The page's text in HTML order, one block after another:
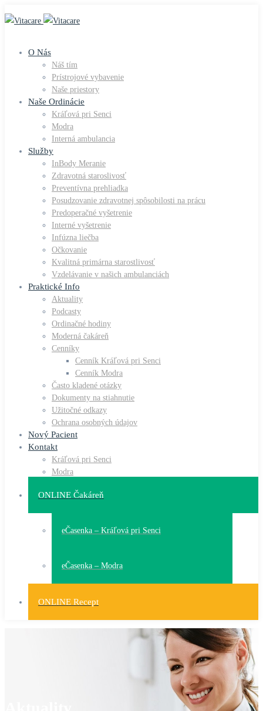
O Nás
Náš tím
Prístrojové vybavenie
Naše priestory
Naše Ordinácie
Kráľová pri Senci
Modra
Interná ambulancia
Služby
InBody Meranie
Zdravotná staroslivosť
Preventívna prehliadka
Posudzovanie zdravotnej spôsobilosti na prácu
Predoperačné vyšetrenie
Interné vyšetrenie
Infúzna liečba
Očkovanie
Kvalitná primárna starostlivosť
Vzdelávanie v našich ambulanciách
Praktické Info
Aktuality
Podcasty
Ordinačné hodiny
Moderná čakáreň
Cenníky
Cenník Kráľová pri Senci
Cenník Modra
Často kladené otázky
Dokumenty na stiahnutie
Užitočné odkazy
Ochrana osobných údajov
Nový Pacient
Kontakt
Kráľová pri Senci
Modra
ONLINE Čakáreň
eČasenka – Kráľová pri Senci
eČasenka – Modra
ONLINE Recept